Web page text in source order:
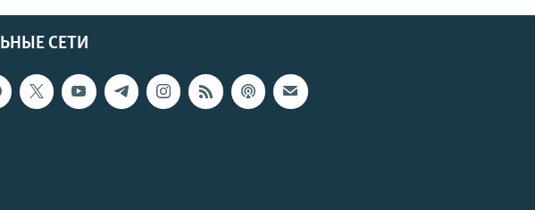
СЕТИ